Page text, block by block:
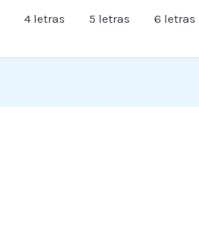
4 letras 5 letras 6 letras